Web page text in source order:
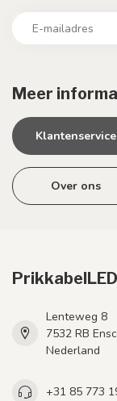
Meer
Klantenservice
Over ons
Lenteweg 8
7532 RB
Nederland
+31 85 773